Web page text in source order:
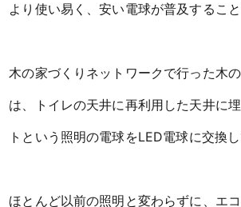
より使い易く、安い電球が普及すること
木の家づくりネットワークで行った木
は、トイレの天井に再利用した天井に
トという照明の電球をLED電球に交換
ほとんど以前の照明と変わらずに、エ